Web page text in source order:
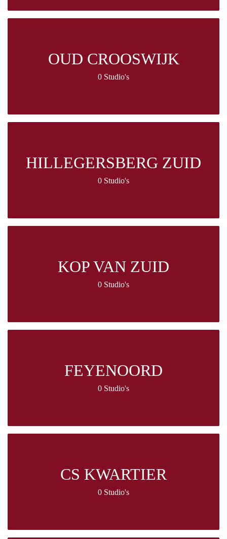
OUD CROOSWIJK
0 Studio's
HILLEGERSBERG ZUID
0 Studio's
KOP VAN ZUID
0 Studio's
FEYENOORD
0 Studio's
CS KWARTIER
0 Studio's